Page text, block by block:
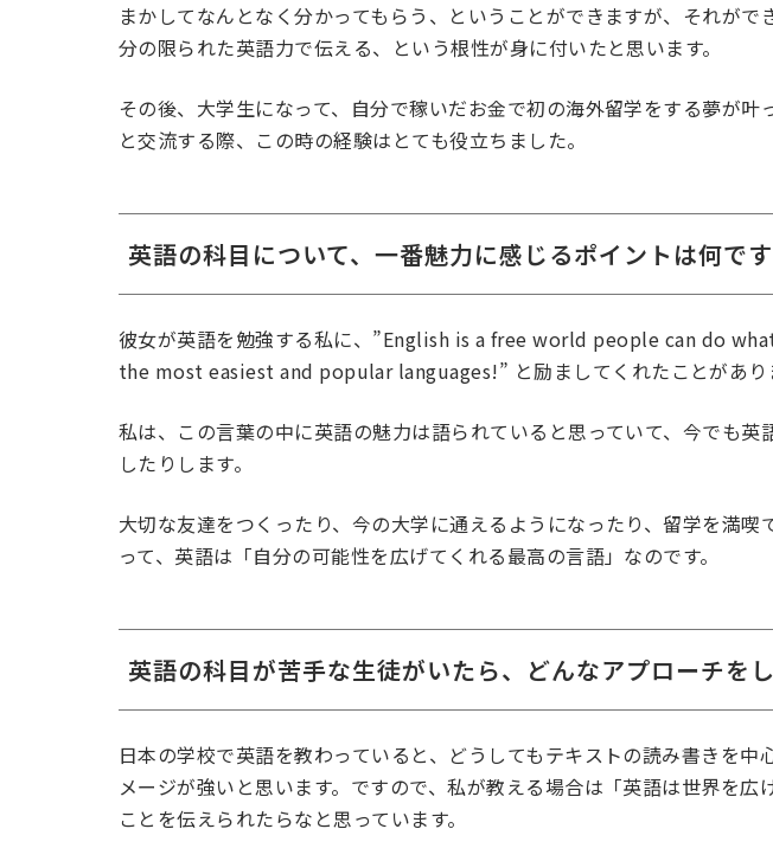
まかしてなんとなく分かってもらう、ということができますが、それがで
分の限られた英語力で伝える、という根性が身に付いたと思います。
その後、大学生になって、自分で稼いだお金で初の海外留学をする夢が叶
と交流する際、この時の経験はとても役立ちました。
英語の科目について、一番魅力に感じるポイントは何で
彼女が英語を勉強する私に、”English is a free world people can do
the most easiest and popular languages!” と励ましてくれたことがあり
私は、この言葉の中に英語の魅力は語られていると思っていて、今でも英
したりします。
大切な友達をつくったり、今の大学に通えるようになったり、留学を満喫
って、英語は「自分の可能性を広げてくれる最高の言語」なのです。
英語の科目が苦手な生徒がいたら、どんなアプローチを
日本の学校で英語を教わっていると、どうしてもテキストの読み書きを中
メージが強いと思います。ですので、私が教える場合は「英語は世界を広
ことを伝えられたらなと思っています。